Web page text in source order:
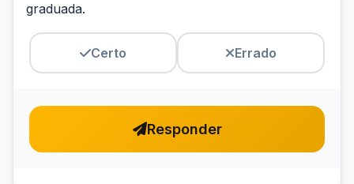
graduada.
Certo Errado
Responder